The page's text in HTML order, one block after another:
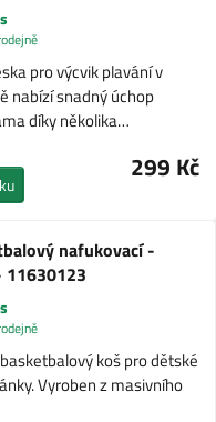
pro výcvik plavání v
nabízí snadný úchop
díky několika…
299 Kč
nafukovací -
11630123
koš pro dětské
Vyroben z masivního